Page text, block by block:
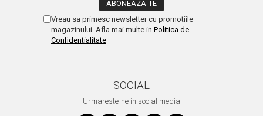
Vreau sa primesc newsletter cu promotiile
magazinului. Afla mai multe in Politica de
Confidentialitate
SOCIAL
Urmareste-ne in social media